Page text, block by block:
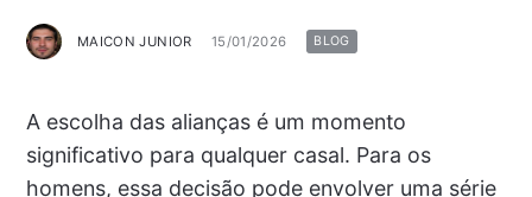
MAICON JUNIOR 15/01/2026 BLOG
A escolha das alianças é um momento
significativo para qualquer casal. Para os
homens, essa decisão pode envolver uma série